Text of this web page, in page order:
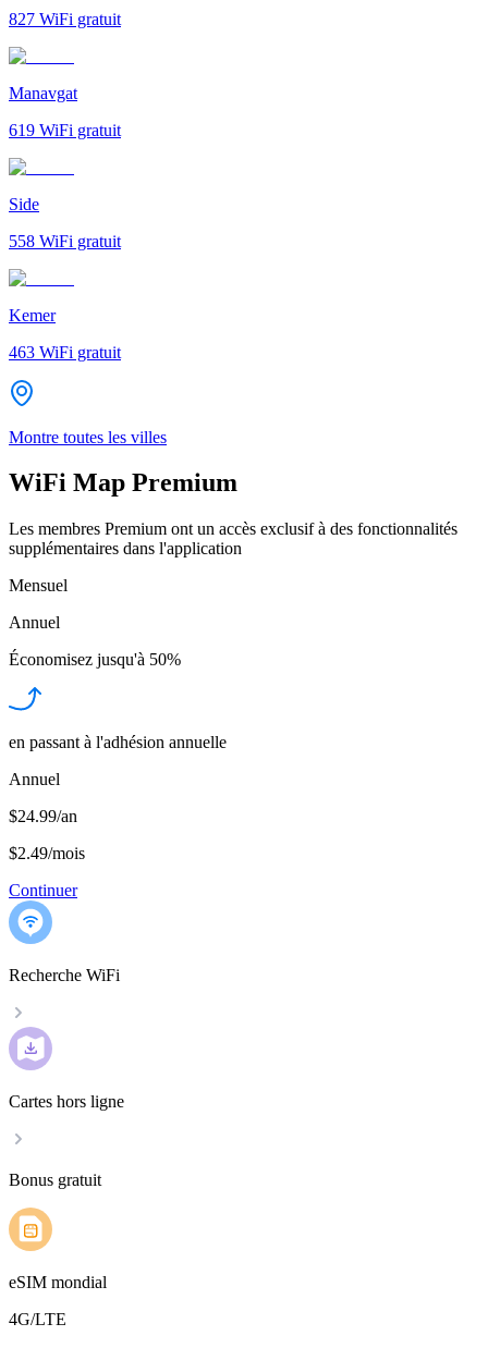
827 WiFi gratuit
Manavgat
619 WiFi gratuit
Side
558 WiFi gratuit
Kemer
463 WiFi gratuit
Montre toutes les villes
WiFi Map Premium
Les membres Premium ont un accès exclusif à des fonctionnalités
supplémentaires dans l'application
Mensuel
Annuel
Économisez jusqu'à 50%
en passant à l'adhésion annuelle
Annuel
$24.99/an
$2.49/mois
Continuer
Recherche WiFi
Cartes hors ligne
Bonus gratuit
eSIM mondial
4G/LTE